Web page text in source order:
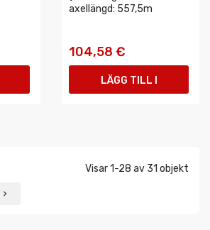
axellängd: 557,5m
104,58 €
LÄGG TILL I
Visar 1-28 av 31 objekt
